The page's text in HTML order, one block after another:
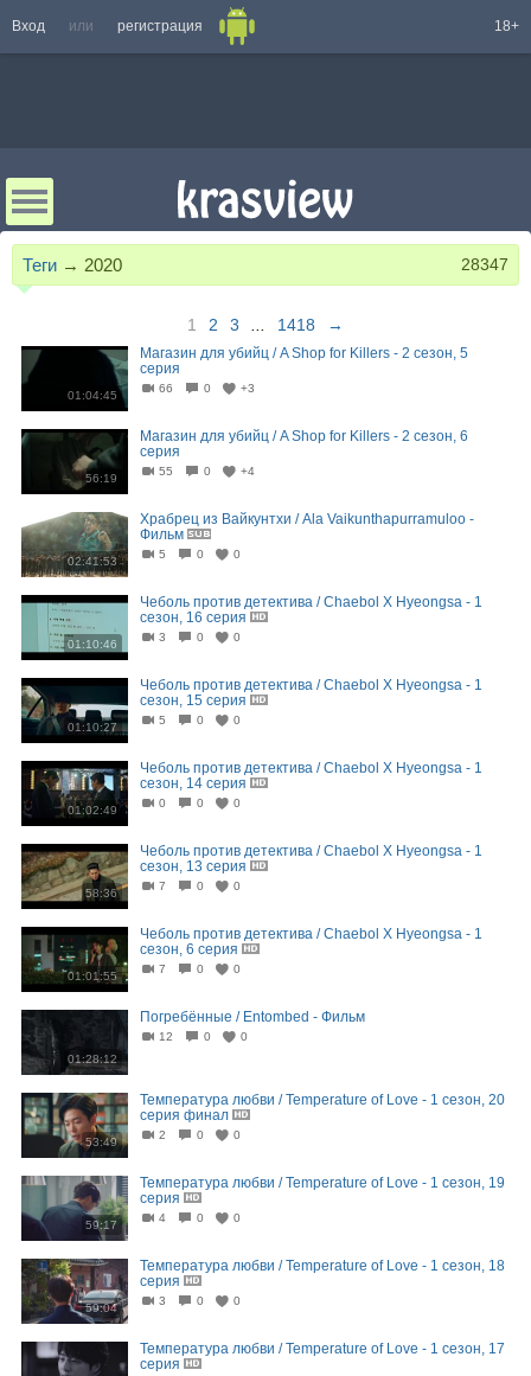
Вход или регистрация 18+
Теги → 2020 28347
1 2 3 1418 →
01:04:45
Магазин для убийц / A Shop for Killers - 2 сезон, 5
серия
66 0 +3
56:19
Магазин для убийц / A Shop for Killers - 2 сезон, 6
серия
55 0 +4
02:41:53
Храбрец из Вайкунтхи / Ala Vaikunthapurramuloo -
Фильм
5 0 0
01:10:46
Чеболь против детектива / Chaebol X Hyeongsa - 1
сезон, 16 серия
3 0 0
01:10:27
Чеболь против детектива / Chaebol X Hyeongsa - 1
сезон, 15 серия
5 0 0
01:02:49
Чеболь против детектива / Chaebol X Hyeongsa - 1
сезон, 14 серия
0 0 0
58:36
Чеболь против детектива / Chaebol X Hyeongsa - 1
сезон, 13 серия
7 0 0
01:01:55
Чеболь против детектива / Chaebol X Hyeongsa - 1
сезон, 6 серия
7 0 0
01:28:12
Погребённые / Entombed - Фильм
12 0 0
53:49
Температура любви / Temperature of Love - 1 сезон, 20
серия финал
2 0 0
59:17
Температура любви / Temperature of Love - 1 сезон, 19
серия
4 0 0
59:04
Температура любви / Temperature of Love - 1 сезон, 18
серия
3 0 0
Температура любви / Temperature of Love - 1 сезон, 17
серия